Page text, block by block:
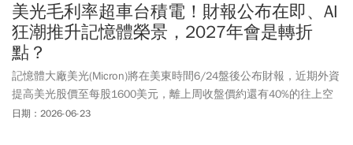
美光毛利率超車台積電！財報公布在即、AI
狂潮推升記憶體榮景，2027年會是轉折
點？
記憶體大廠美光(Micron)將在美東時間6/24盤後公布財報，近期外資
提高美光股價至每股1600美元，離上周收盤價約還有40%的往上空
間，以美光所公布的財務業績來看，美光2026會計年度第二季毛利
日期：2026-06-23